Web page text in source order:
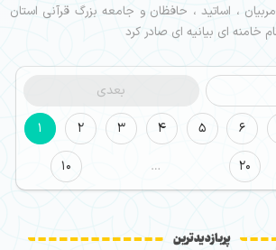
مربیان ، اساتید ، حافظان و جامعه بزرگ قرآنی استان
خامنه ای بیانیه ای صادر کرد
بعدی
1
2 3 4 5 6
10
… 20
پربازدیدترین